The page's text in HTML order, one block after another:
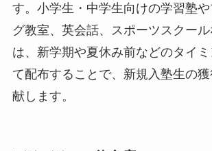
す。小学生・中学生向けの学習塾
グ教室、英会話、スポーツスクー
は、新学期や夏休み前などのタイ
て配布することで、新規入塾生の
献します。